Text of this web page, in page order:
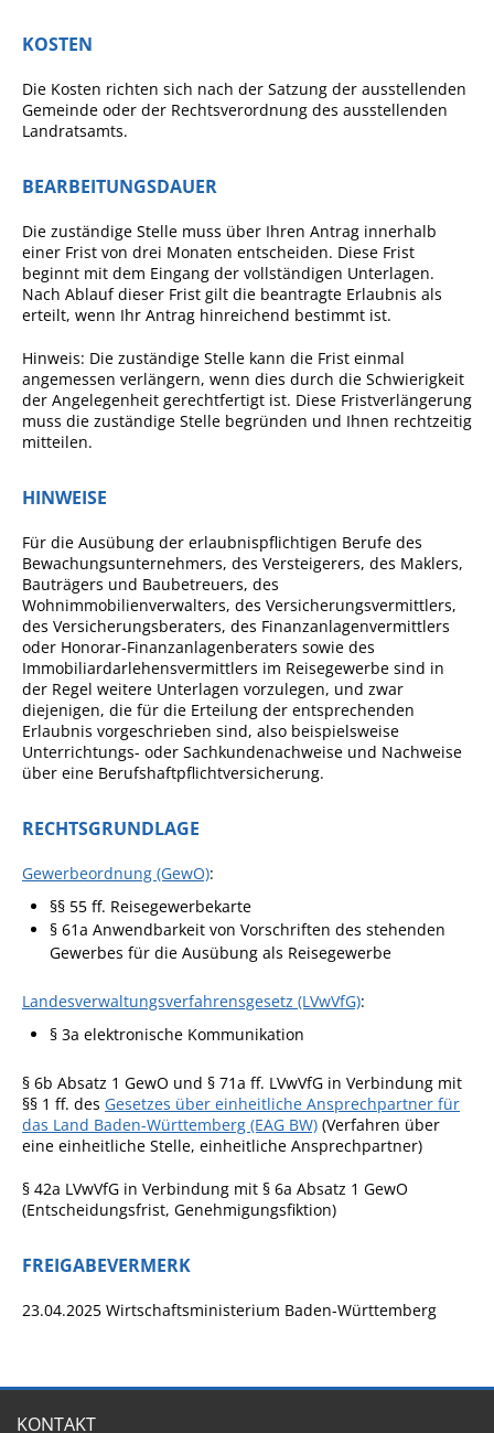
Gemmrigheimer
Lesewochen
Aktion „PFLÜCK MICH!“
Boulebahn
Willkommensbesuche
Kinderkleidermarkt
Gemmrigheimer
KOSTEN
Die Kosten richten sich nach der Satzung der ausstellenden
Gemeinde oder der Rechtsverordnung des ausstellenden
Landratsamts.
BEARBEITUNGSDAUER
Die zuständige Stelle muss über Ihren Antrag innerhalb
einer Frist von drei Monaten entscheiden. Diese Frist
beginnt mit dem Eingang der vollständigen Unterlagen.
Nach Ablauf dieser Frist gilt die beantragte Erlaubnis als
erteilt, wenn Ihr Antrag hinreichend bestimmt ist.
Hinweis: Die zuständige Stelle kann die Frist einmal
angemessen verlängern, wenn dies durch die Schwierigkeit
der Angelegenheit gerechtfertigt ist. Diese Fristverlängerung
muss die zuständige Stelle begründen und Ihnen rechtzeitig
mitteilen.
HINWEISE
Für die Ausübung der erlaubnispflichtigen Berufe des
Bewachungsunternehmers, des Versteigerers, des Maklers,
Bauträgers und Baubetreuers, des
Wohnimmobilienverwalters, des Versicherungsvermittlers,
des Versicherungsberaters, des Finanzanlagenvermittlers
oder Honorar-Finanzanlagenberaters sowie des
Immobiliardarlehensvermittlers im Reisegewerbe sind in
der Regel weitere Unterlagen vorzulegen, und zwar
diejenigen, die für die Erteilung der entsprechenden
Erlaubnis vorgeschrieben sind, also beispielsweise
Unterrichtungs- oder Sachkundenachweise und Nachweise
über eine Berufshaftpflichtversicherung.
RECHTSGRUNDLAGE
Gewerbeordnung (GewO):
§§ 55 ff. Reisegewerbekarte
§ 61a Anwendbarkeit von Vorschriften des stehenden
Gewerbes für die Ausübung als Reisegewerbe
Landesverwaltungsverfahrensgesetz (LVwVfG):
§ 3a elektronische Kommunikation
§ 6b Absatz 1 GewO und § 71a ff. LVwVfG in Verbindung mit
§§ 1 ff. des Gesetzes über einheitliche Ansprechpartner für
das Land Baden-Württemberg (EAG BW) (Verfahren über
eine einheitliche Stelle, einheitliche Ansprechpartner)
§ 42a LVwVfG in Verbindung mit § 6a Absatz 1 GewO
(Entscheidungsfrist, Genehmigungsfiktion)
FREIGABEVERMERK
23.04.2025 Wirtschaftsministerium Baden-Württemberg
KONTAKT